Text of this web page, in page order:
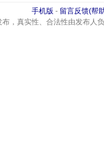
手机版 - 留言反馈(帮
，真实性、合法性由发布